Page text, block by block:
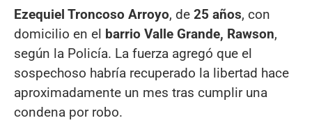
Ezequiel Troncoso Arroyo, de 25 años, con
domicilio en el barrio Valle Grande, Rawson,
según la Policía. La fuerza agregó que el
sospechoso habría recuperado la libertad hace
aproximadamente un mes tras cumplir una
condena por robo.